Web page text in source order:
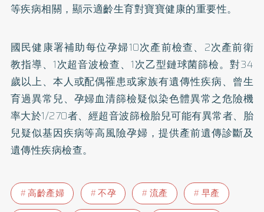
等疾病相關，顯示適齡生育對寶寶健康的重要性。
國民健康署補助每位孕婦10次產前檢查、2次產前衛
教指導、1次超音波檢查、1次乙型鏈球菌篩檢。對34
歲以上、本人或配偶罹患或家族有遺傳性疾病、曾生
育過異常兒、孕婦血清篩檢疑似染色體異常之危險機
率大於1/270者、經超音波篩檢胎兒可能有異常者、胎
兒疑似基因疾病等高風險孕婦，提供產前遺傳診斷及
遺傳性疾病檢查。
高齡產婦 不孕 流產
早產